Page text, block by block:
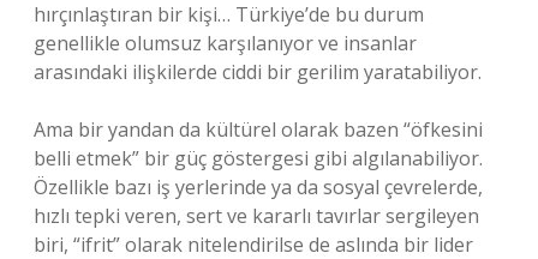
hırçınlaştıran bir kişi… Türkiye’de bu durum
genellikle olumsuz karşılanıyor ve insanlar
arasındaki ilişkilerde ciddi bir gerilim yaratabiliyor.
Ama bir yandan da kültürel olarak bazen “öfkesini
belli etmek” bir güç göstergesi gibi algılanabiliyor.
Özellikle bazı iş yerlerinde ya da sosyal çevrelerde,
hızlı tepki veren, sert ve kararlı tavırlar sergileyen
biri, “ifrit” olarak nitelendirilse de aslında bir lider